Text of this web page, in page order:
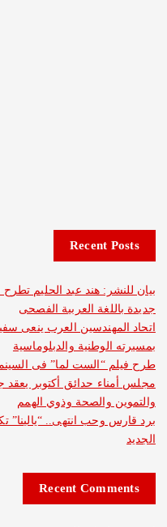
Recent
هند عبد الحليم تطرح فيديو كليب
العربية الفصحى
العرب ينعى سفير فلسطين
والدبلوماسية
لما” فى السينمات 19 أغسطس الجاري
حدائق أكتوبر يعقد جلسته
والصحة وذوي الهمم
انتهى.. “يالينا” تكشف الوجه
Recent